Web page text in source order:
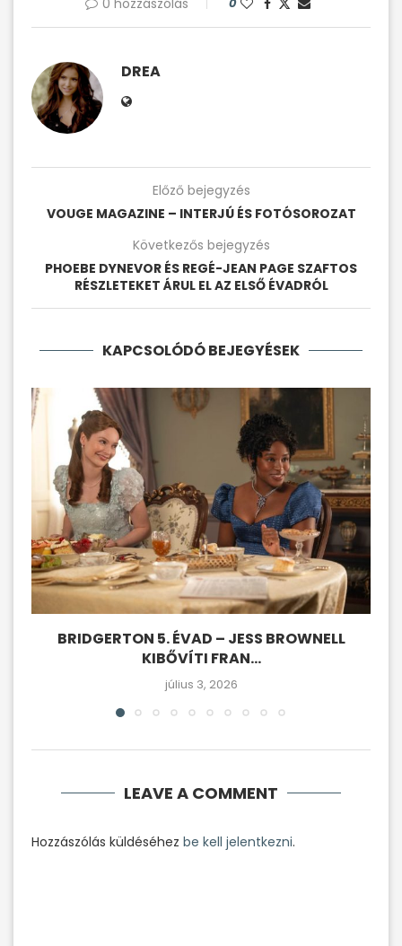
0 hozzászólás
DREA
Előző bejegyzés
VOUGE MAGAZINE – INTERJÚ ÉS FOTÓSOROZAT
Következős bejegyzés
PHOEBE DYNEVOR ÉS REGÉ-JEAN PAGE SZAFTOS
RÉSZLETEKET ÁRUL EL AZ ELSŐ ÉVADRÓL
KAPCSOLÓDÓ BEJEGYÉSEK
BRIDGERTON 5. ÉVAD – JESS BROWNELL
KIBŐVÍTI FRAN...
július 3, 2026
LEAVE A COMMENT
Hozzászólás küldéséhez be kell jelentkezni.